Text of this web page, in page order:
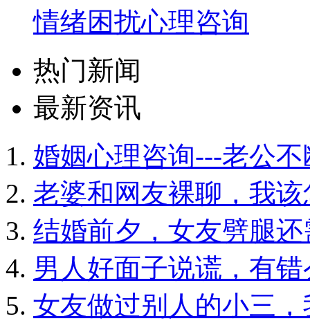
情绪困扰心理咨询
热门新闻
最新资讯
婚姻心理咨询---老公
老婆和网友裸聊，我
结婚前夕，女友劈腿
男人好面子说谎，有
女友做过别人的小三，